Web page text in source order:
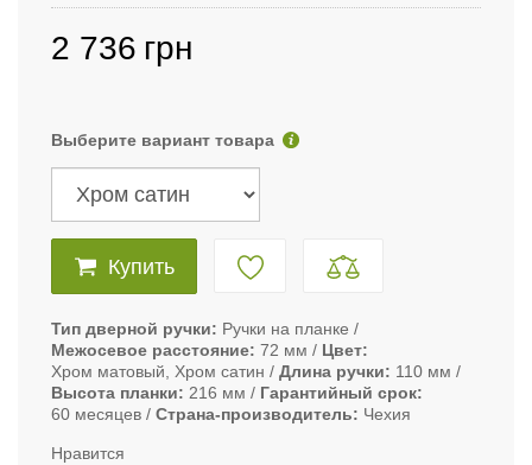
2 736 грн
Выберите вариант товара
Купить
Тип дверной ручки
Ручки на планке
Межосевое расстояние 72 мм
Цвет
Хром матовый, Хром сатин
Длина ручки
110 мм
Высота планки
216 мм
Гарантийный срок
60 месяцев
Страна-производитель Чехия
Нравится